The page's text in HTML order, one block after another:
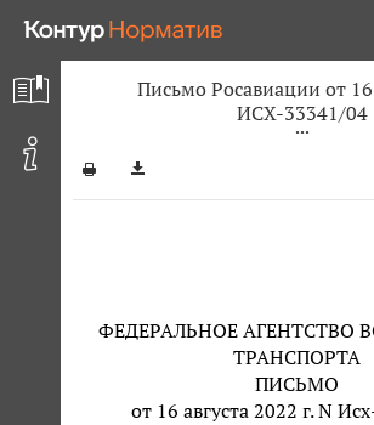
Письмо Росавиации от
ИСХ-33341/04
ФЕДЕРАЛЬНОЕ АГЕНТСТВО
ТРАНСПОРТА
ПИСЬМО
от 16 августа 2022 г. N